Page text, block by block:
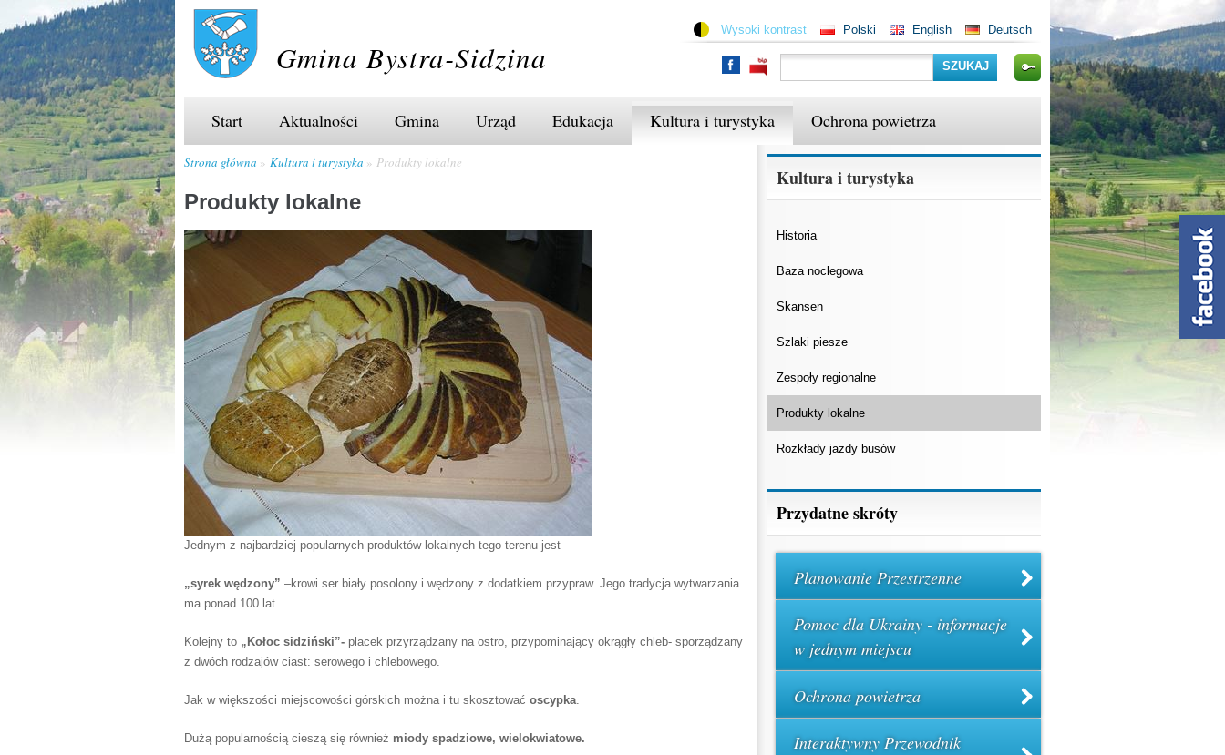
Polski English Deutsch
Wysoki kontrast
Gmina Bystra-Sidzina Szukaj
Start Aktualności Gmina Urząd Edukacja Kultura i turystyka Ochrona powietrza
Strona główna Kultura i turystyka Produkty lokalne
Produkty lokalne
Jednym z najbardziej popularnych produktów lokalnych tego terenu jest
„syrek wędzony” –krowi ser biały posolony i wędzony z dodatkiem przypraw. Jego tradycja wytwarzania
ma ponad 100 lat.
Kolejny to „Kołoc sidziński”- placek przyrządzany na ostro, przypominający okrągły chleb- sporządzany
z dwóch rodzajów ciast: serowego i chlebowego.
Jak w większości miejscowości górskich można i tu skosztować oscypka.
Dużą popularnością cieszą się również miody spadziowe, wielokwiatowe.
Kultura i turystyka
Historia
Baza noclegowa
Skansen
Szlaki piesze
Zespoły regionalne
Produkty lokalne
Rozkłady jazdy busów
Przydatne skróty
Planowanie Przestrzenne
Pomoc dla Ukrainy - informacje
w jednym miejscu
Ochrona powietrza
Interaktywny Przewodnik